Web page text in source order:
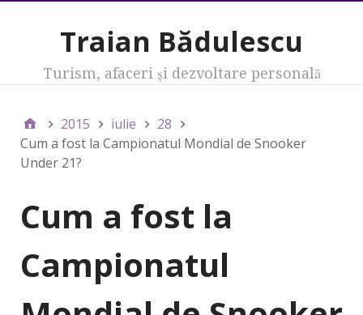
Traian Bădulescu
Turism, afaceri şi dezvoltare personală
2015 iulie
28
Cum a fost la Campionatul Mondial de Snooker
Under 21?
Cum a fost la
Campionatul